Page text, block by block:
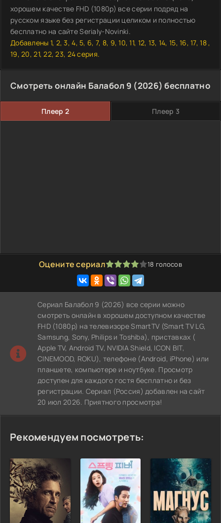
хорошем качестве FHD (1080p) все серии подряд на
русском языке без регистрации целиком и полностью
бесплатно на сайте Serialy-Novinki.
Добавлены 1, 2, 3, 4, 5, 6, 7, 8, 9, 10, 11, 12, 13, 14, 15, 16, 17, 18 ,
19, 20, 21, 22, 23, 24 серия.
Смотреть онлайн Балабол 9 (2026) бесплатно
Плеер 2 Плеер 3
Оцените сериал
1 2 3 4 5 18 голосов
Сериал Балабол 9 (2026) все серии можно
смотреть онлайн в хорошем доступном качестве
FHD (1080p) на телевизоре SmartTV (Smart TV LG,
Samsung, Sony, Philips и Toshiba), приставках (
Apple TV, Android TV, NVIDIA Shield, ICON BIT,
CINEMOOD, ROKU), телефоне (Android, iPhone) или
планшете, компьютере и ноутбуке. Просмотр
доступен для каждого гостя бесплатно и без
регистрации. Сериал (Россия) добавлен на сайт
20 июл 2026. Приятного просмотра!
Рекомендуем посмотреть: